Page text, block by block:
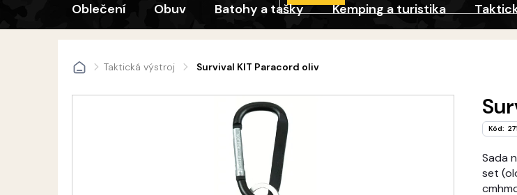
Oblečení Obuv Batohy a tašky Kemping a turistika
DomůTaktická výstroj Survival KIT Paracord oliv
Sada
set
Kód: